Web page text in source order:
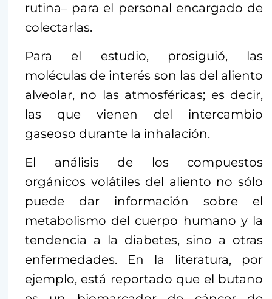
rutina– para el personal encargado de
colectarlas.
Para el estudio, prosiguió, las
moléculas de interés son las del aliento
alveolar, no las atmosféricas; es decir,
las que vienen del intercambio
gaseoso durante la inhalación.
El análisis de los compuestos
orgánicos volátiles del aliento no sólo
puede dar información sobre el
metabolismo del cuerpo humano y la
tendencia a la diabetes, sino a otras
enfermedades. En la literatura, por
ejemplo, está reportado que el butano